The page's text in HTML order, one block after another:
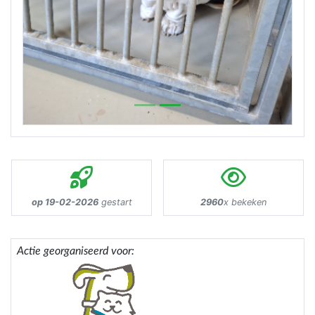
op 19-02-2026gestart 2960x bekeken
Actie georganiseerd voor: